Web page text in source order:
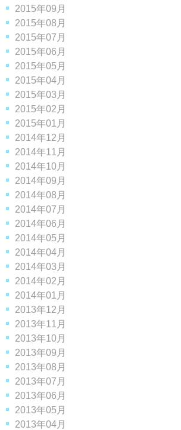
2015年09月
2015年08月
2015年07月
2015年06月
2015年05月
2015年04月
2015年03月
2015年02月
2015年01月
2014年12月
2014年11月
2014年10月
2014年09月
2014年08月
2014年07月
2014年06月
2014年05月
2014年04月
2014年03月
2014年02月
2014年01月
2013年12月
2013年11月
2013年10月
2013年09月
2013年08月
2013年07月
2013年06月
2013年05月
2013年04月